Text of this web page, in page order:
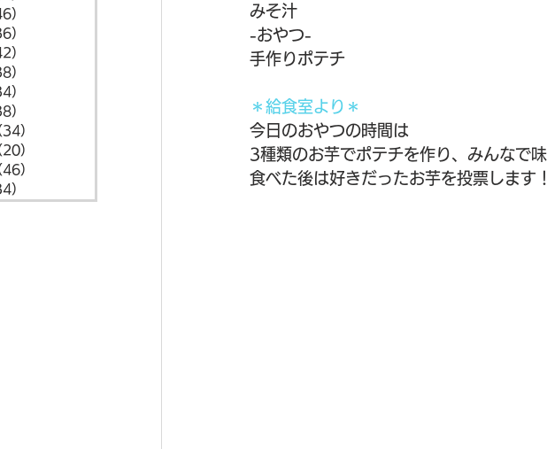
）
）
）
）
）
）
）
）
）
）
みそ汁
-おやつ-
手作りポテチ
＊給食室より＊
今日のおやつの時間は
3種類のお芋でポテチを作り、みんなで味
食べた後は好きだったお芋を投票します！